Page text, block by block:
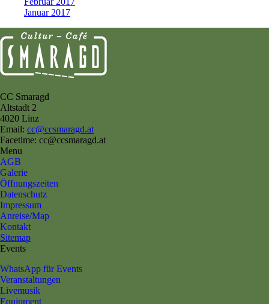
Januar 2017
CC Smaragd
Altstadt 2
4020 Linz
Email: cc@ccsmaragd.at
Facetime: cc@ccsmaragd.at
Menu
AGB
Galerie
Öffnungszeiten
Datenschutz
Impressum
Anreise/Map
Kontakt
Sitemap
Events
WhatsApp für Events
Veranstaltungen
Livemusik
Equipment